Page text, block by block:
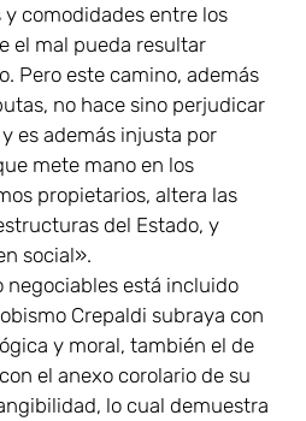
comodidades entre los
el mal pueda resultar
Pero este camino, además
no hace sino perjudicar
es además injusta por
mete mano en los
propietarios, altera las
del Estado, y
social».
negociables está incluido
Crepaldi subraya con
y moral, también el de
el anexo corolario de su
lo cual demuestra